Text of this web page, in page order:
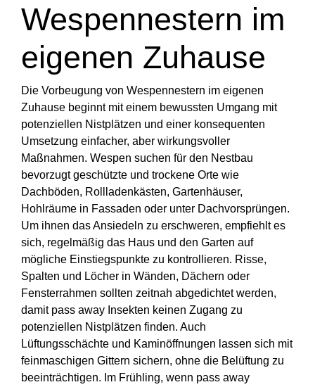
Wespennestern im
eigenen Zuhause
Die Vorbeugung von Wespennestern im eigenen
Zuhause beginnt mit einem bewussten Umgang mit
potenziellen Nistplätzen und einer konsequenten
Umsetzung einfacher, aber wirkungsvoller
Maßnahmen. Wespen suchen für den Nestbau
bevorzugt geschützte und trockene Orte wie
Dachböden, Rollladenkästen, Gartenhäuser,
Hohlräume in Fassaden oder unter Dachvorsprüngen.
Um ihnen das Ansiedeln zu erschweren, empfiehlt es
sich, regelmäßig das Haus und den Garten auf
mögliche Einstiegspunkte zu kontrollieren. Risse,
Spalten und Löcher in Wänden, Dächern oder
Fensterrahmen sollten zeitnah abgedichtet werden,
damit pass away Insekten keinen Zugang zu
potenziellen Nistplätzen finden. Auch
Lüftungsschächte und Kaminöffnungen lassen sich mit
feinmaschigen Gittern sichern, ohne die Belüftung zu
beeinträchtigen. Im Frühling, wenn pass away